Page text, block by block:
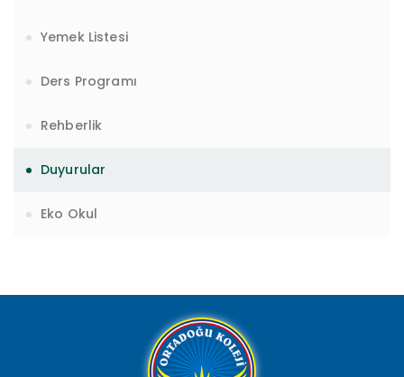
Yemek Listesi
Ders Programı
Rehberlik
Duyurular
Eko Okul